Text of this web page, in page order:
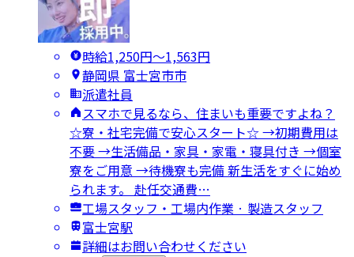
時給1,250円〜1,563円
静岡県 富士宮市市
派遣社員
スマホで見るなら、住まいも重要ですよね？
☆寮・社宅完備で安心スタート☆ →初期費用は
不要 →生活備品・家具・家電・寝具付き →個室
寮をご用意 →待機寮も完備 新生活をすぐに始め
られます。 赴任交通費…
工場スタッフ・工場内作業 · 製造スタッフ
富士宮駅
詳細はお問い合わせください